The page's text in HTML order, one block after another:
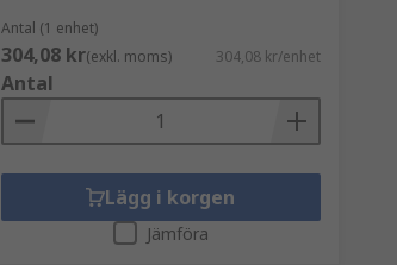
Antal (1 enhet)
304,08 kr(exkl. moms) 304,08 kr/enhet
Antal
Lägg i korgen
Jämföra